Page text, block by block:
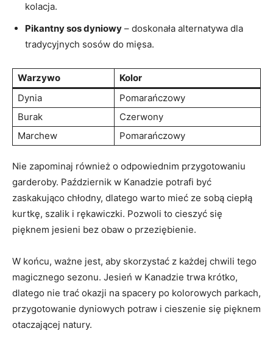
kolacja.
Pikantny sos dyniowy – doskonała alternatywa dla
tradycyjnych sosów do mięsa.
Warzywo
Kolor
Dynia
Pomarańczowy
Burak
Czerwony
Marchew
Pomarańczowy
Nie ‍zapominaj również o odpowiednim przygotowaniu
garderoby. Październik w Kanadzie potrafi⁢ być
zaskakująco chłodny, dlatego warto mieć ze sobą ciepłą⁢
kurtkę, szalik i rękawiczki. Pozwoli to cieszyć się
pięknem‍ jesieni bez obaw o przeziębienie.
W​ końcu, ważne jest, aby skorzystać z każdej⁢ chwili tego
magicznego sezonu. Jesień⁣ w Kanadzie trwa krótko,
dlatego nie trać okazji na spacery po kolorowych parkach,
przygotowanie dyniowych potraw i cieszenie się pięknem
otaczającej ​natury.